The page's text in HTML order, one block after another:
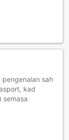
sah
kad
semasa
semasa